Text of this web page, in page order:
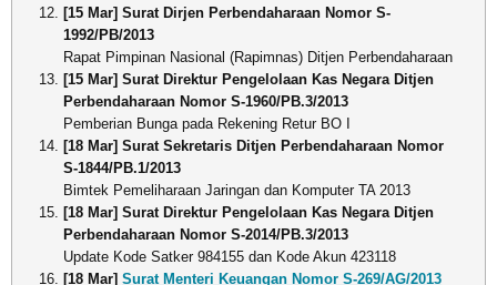
[15 Mar] Surat Dirjen Perbendaharaan Nomor S-
1992/PB/2013
Rapat Pimpinan Nasional (Rapimnas) Ditjen Perbendaharaan
[15 Mar] Surat Direktur Pengelolaan Kas Negara Ditjen
Perbendaharaan Nomor S-1960/PB.3/2013
Pemberian Bunga pada Rekening Retur BO I
[18 Mar] Surat Sekretaris Ditjen Perbendaharaan Nomor
S-1844/PB.1/2013
Bimtek Pemeliharaan Jaringan dan Komputer TA 2013
[18 Mar] Surat Direktur Pengelolaan Kas Negara Ditjen
Perbendaharaan Nomor S-2014/PB.3/2013
Update Kode Satker 984155 dan Kode Akun 423118
[18 Mar] Surat Menteri Keuangan Nomor S-269/AG/2013